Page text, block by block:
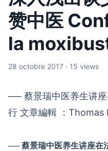
赞中医
la
28 octobre 2017 · 15 views
── 蔡景瑞中医养生讲
行 文章編輯 ：Thomas
── 蔡景瑞中医养生讲座在